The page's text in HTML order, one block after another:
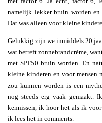
namelijk lekker bruin worden
Dat was alleen voor kleine
Gelukkig zijn we inmiddels 20
wat betreft zonnebrandcrème,
met SPF50 bruin worden. En
kleine kinderen en voor mensen
zou kunnen worden is een
nog steeds erg vaak gemaakt.
kennissen, ik hoor het als ik
ik lees het in comments.